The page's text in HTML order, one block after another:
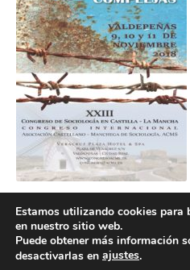
POLÍTICA DE COOKIES POLÍTICA
Estamos utilizando cookies para
en nuestro sitio web.
Puede obtener más información
desactivarlas en ajustes.